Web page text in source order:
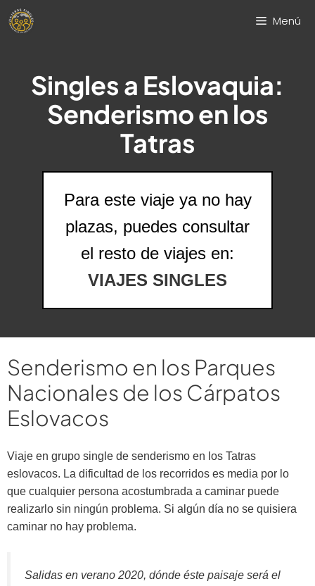
Saltar
Menú
Singles a Eslovaquia:
Senderismo en los
Tatras
Para este viaje ya no hay
plazas, puedes consultar
el resto de viajes en:
VIAJES SINGLES
Senderismo en los Parques
Nacionales de los Cárpatos
Eslovacos
Viaje en grupo single de senderismo en los Tatras
eslovacos. La dificultad de los recorridos es media por lo
que cualquier persona acostumbrada a caminar puede
realizarlo sin ningún problema. Si algún día no se quisiera
caminar no hay problema.
Salidas en verano 2020, dónde éste paisaje será el